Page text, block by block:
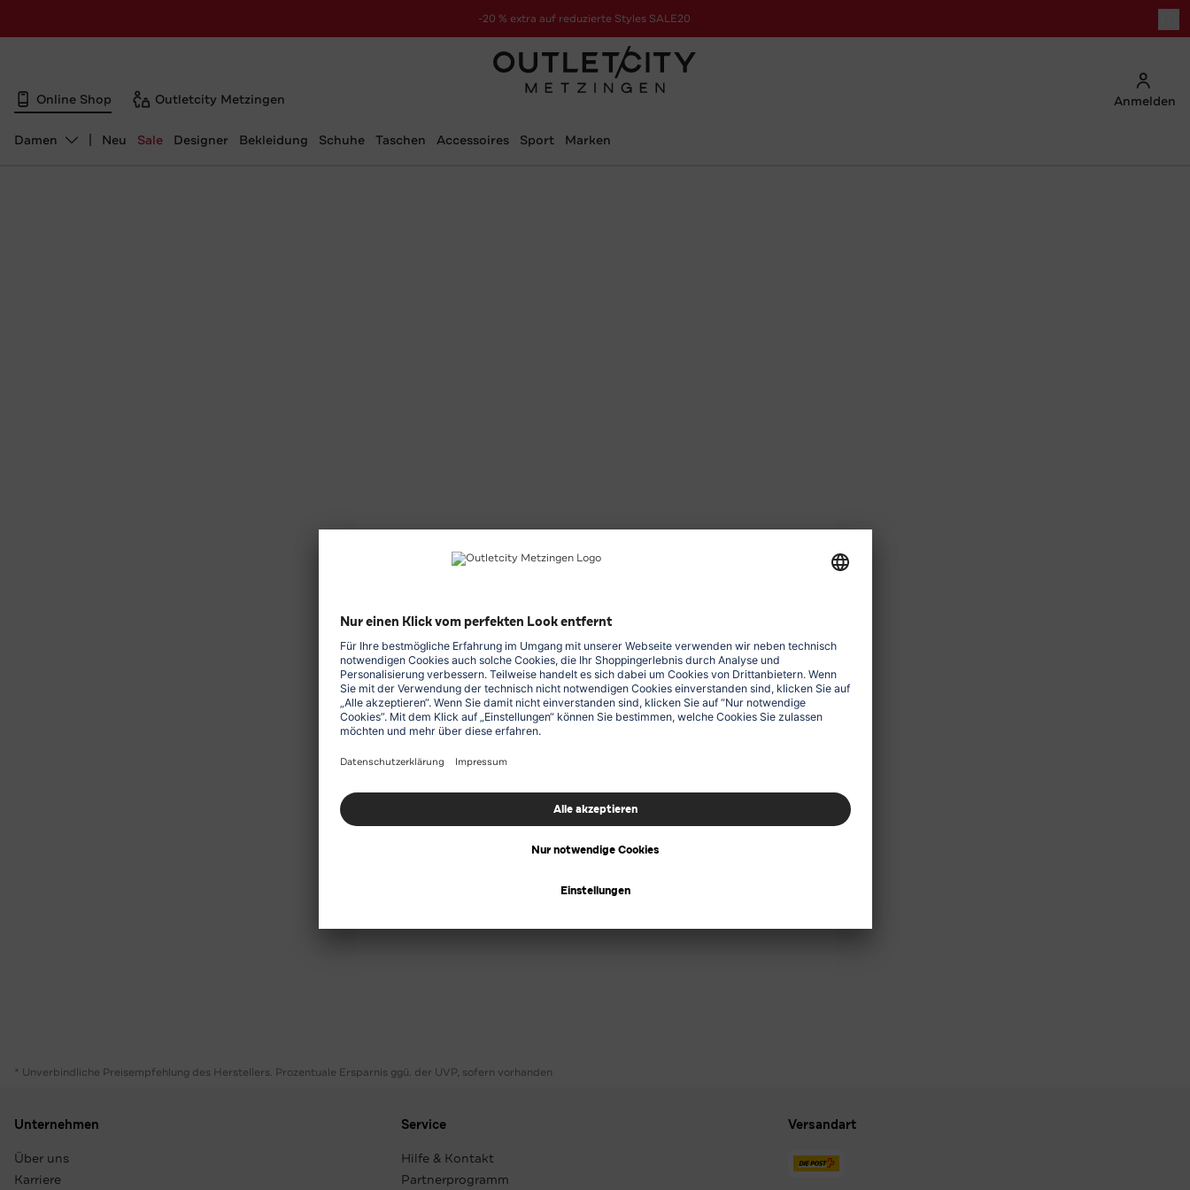
-20 % extra auf reduzierte Styles SALE20
zur Aktion
Online Shop Outletcity Metzingen Anmelden
Abteilung ändern, ausgewählt:
Damen Neu Sale Designer Bekleidung Schuhe Taschen Accessoires Sport Marken
* Unverbindliche Preisempfehlung des Herstellers. Prozentuale Ersparnis ggü. der UVP, sofern vorhanden
Unternehmen
Über uns
Karriere
Service
Hilfe & Kontakt
Partnerprogramm
Versandart